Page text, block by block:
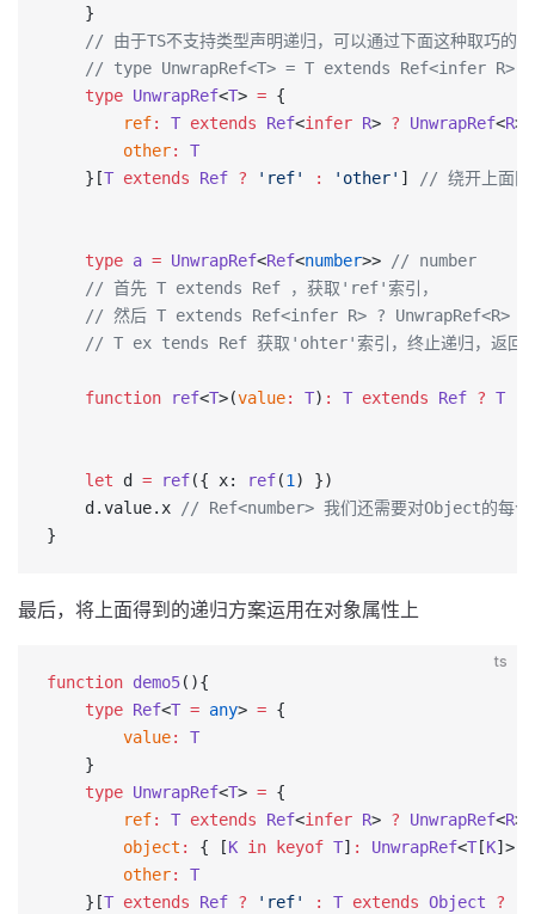
    }
// 由于TS不支持类型声明递归，可以通过下面这种取巧的
// type UnwrapRef<T> = T extends Ref<infer R>
    type
UnwrapRef<T> = {
        ref
: T extends Ref<infer R> ? UnwrapRef<R>
        other
:
T
    }[
T extends Ref ? 'ref' : 'other' ] // 绕开上面限
    type
a = UnwrapRef<Ref<number>>
// number
    // 首先 T extends Ref ，获取'ref'索引，
// 然后 T extends Ref<infer R> ? UnwrapRef<R> :
// T ex tends Ref 获取'ohter'索引，终止递归，返回
    function
ref<T>(value: T) : T extends Ref ? T
    let
d = ref({ x: ref(1 ) })
    d.value.x
// Ref<number> 我们还需要对Object的每个
}
最后，将上面得到的递归方案运用在对象属性上
ts
function demo5(){
    type
Ref<T = any> = {
        value
:
T
    }
    type
UnwrapRef<T> = {
        ref
: T extends Ref<infer R> ? UnwrapRef<R>
        object
: { [K in keyof T] : UnwrapRef<T [K]>
        other
:
T
    }[
T extends Ref ? 'ref' : T extends Object ?